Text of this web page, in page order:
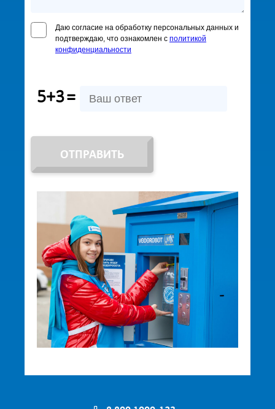
Даю согласие на обработку персональных данных и
подтверждаю, что ознакомлен с политикой
конфиденциальности
5+3=
ОТПРАВИТЬ